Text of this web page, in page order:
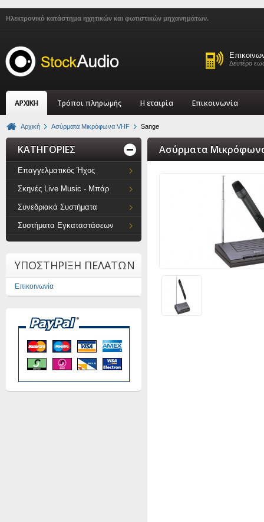
Ηλεκτρονικό κατάστημα ηχητικών και φωτιστικών μηχανημάτων.
Δευτέρα
ΑΡΧΙΚΗ Τρόποι πληρωμής Η εταιρία Επικοινωνία
Αρχική Ασύρματα Μικρόφωνα VHF Sange
ΚΑΤΗΓΟΡΙΕΣ
Επαγγελματικός Ήχος
Σκηνές Live Music - Μπάρ
Συνεδριακά Συστήματα
Συστήματα Εγκαταστάσεων
ΥΠΟΣΤΗΡΙΞΗ ΠΕΛΑΤΩΝ
Επικοινωνία
Ασύρματα Μικρόφωνα